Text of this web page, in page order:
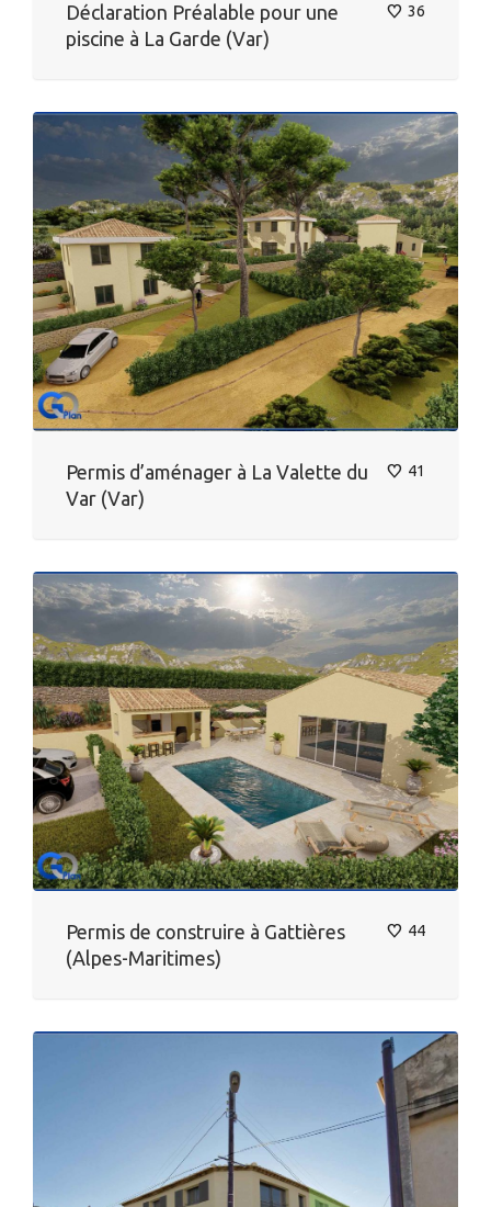
36
Déclaration Préalable pour une
piscine à La Garde (Var)
41
Permis d’aménager à La Valette du
Var (Var)
44
Permis de construire à Gattières
(Alpes-Maritimes)